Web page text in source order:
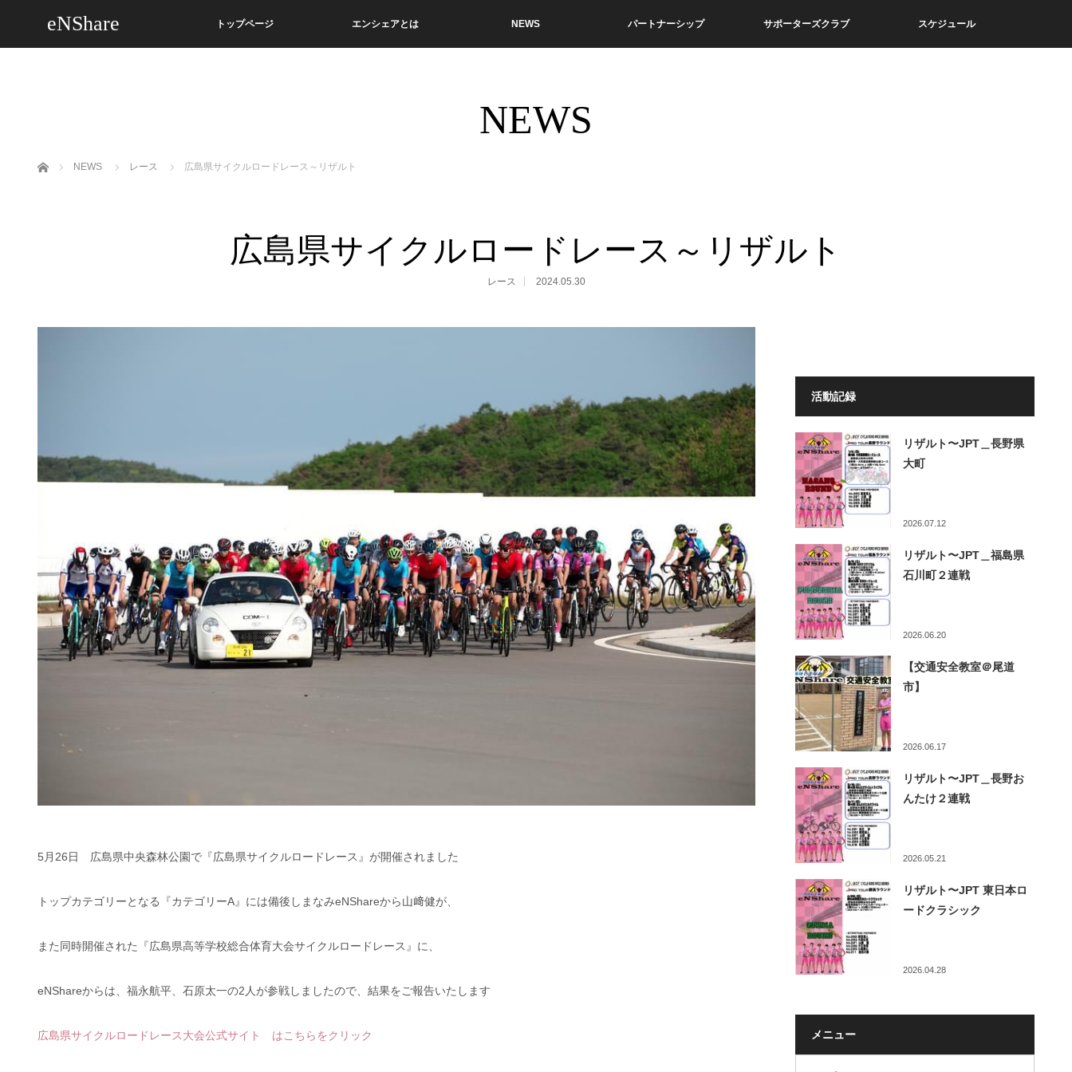
eNShare トップページ エンシェアとは NEWS パートナーシップ サポーターズクラブ スケジュール
NEWS
ホーム NEWS レース 広島県サイクルロードレース～リザルト
広島県サイクルロードレース～リザルト
レース 2024.05.30
5月26日 広島県中央森林公園で『広島県サイクルロードレース』が開催されました
トップカテゴリーとなる『カテゴリーA』には備後しまなみeNShareから山﨑健が、
また同時開催された『広島県高等学校総合体育大会サイクルロードレース』に、
eNShareからは、福永航平、石原太一の2人が参戦しましたので、結果をご報告いたします
広島県サイクルロードレース大会公式サイト はこちらをクリック
活動記録
リザルト〜JPT＿長野県
大町
2026.07.12
リザルト〜JPT＿福島県
石川町２連戦
2026.06.20
【交通安全教室＠尾道
市】
2026.06.17
リザルト〜JPT＿長野お
んたけ２連戦
2026.05.21
リザルト〜JPT 東日本ロ
ードクラシック
2026.04.28
メニュー